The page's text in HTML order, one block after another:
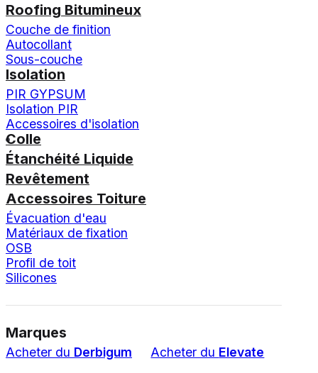
Roofing Bitumineux
Couche de finition
Autocollant
Sous-couche
Isolation
PIR GYPSUM
Isolation PIR
Accessoires d'isolation
Colle
Étanchéité Liquide
Revêtement
Accessoires Toiture
Évacuation d'eau
Matériaux de fixation
OSB
Profil de toit
Silicones
Marques
Acheter du Derbigum Acheter du Elevate